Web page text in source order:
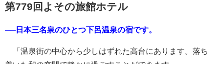
第779回よその旅館ホテル
──日本三名泉のひとつ下呂温泉の宿です。
「温泉街の中心から少しはずれた高台にあります。落ち